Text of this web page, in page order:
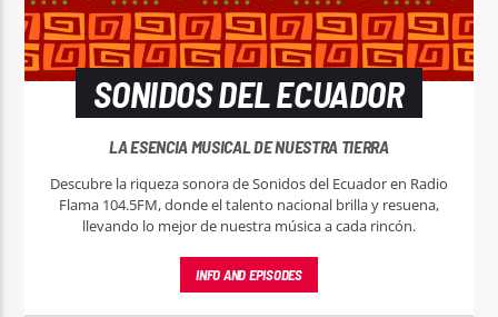
SONIDOS DEL ECUADOR
LA ESENCIA MUSICAL DE NUESTRA TIERRA
Descubre la riqueza sonora de Sonidos del Ecuador en Radio
Flama 104.5FM, donde el talento nacional brilla y resuena,
llevando lo mejor de nuestra música a cada rincón.
INFO AND EPISODES